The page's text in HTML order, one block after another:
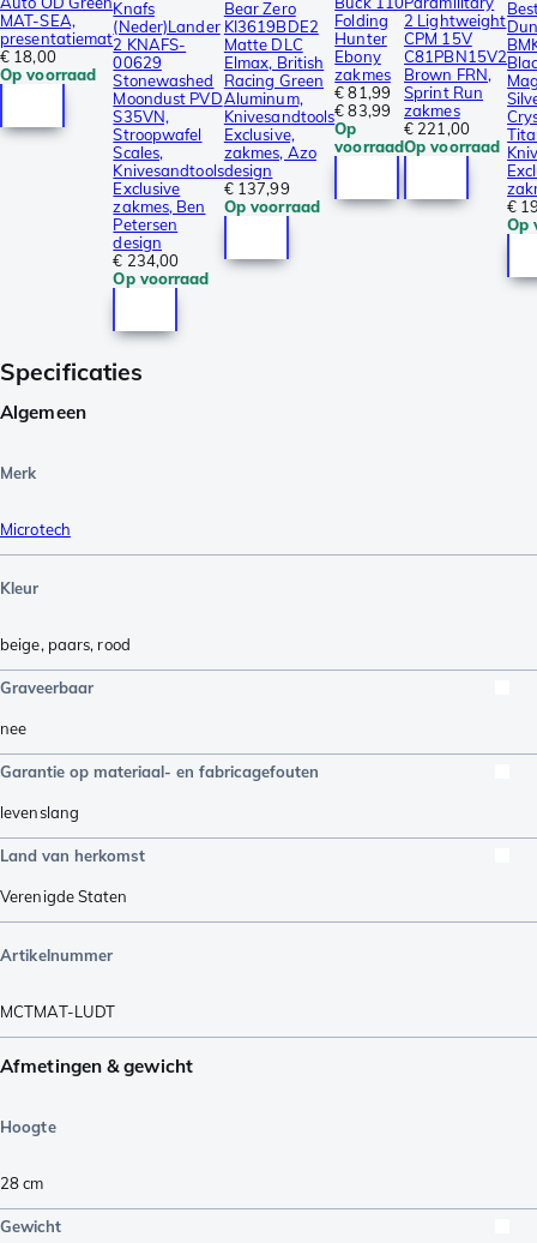
MAT-SEA,
presentatiemat
€ 18,00
Op voorraad
Knafs
(Neder)Lander
2 KNAFS-
00629
Stonewashed
Moondust PVD
S35VN,
Stroopwafel
Scales,
Knivesandtools
Exclusive
zakmes, Ben
Petersen
design
€ 234,00
Op voorraad
Bear Zero
KI3619BDE2
Matte DLC
Elmax, British
Racing Green
Aluminum,
Knivesandtools
Exclusive,
zakmes, Azo
design
€ 137,99
Op voorraad
Folding
Hunter
Ebony
zakmes
€ 81,99
€ 83,99
Op
voorraad
2 Lightweight
CPM 15V
C81PBN15V2
Brown FRN,
Sprint Run
zakmes
€ 221,00
Op voorraad
€
Op
Specificaties
Algemeen
Merk
Microtech
Kleur
beige, paars, rood
Graveerbaar
nee
Garantie op materiaal- en fabricagefouten
levenslang
Land van herkomst
Verenigde Staten
Artikelnummer
MCTMAT-LUDT
Afmetingen & gewicht
Hoogte
28cm
Gewicht